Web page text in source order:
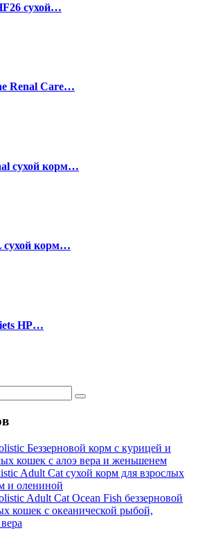
сухой…
Renal Care…
сухой корм…
сухой корм…
HP…
Беззерновой корм с курицей и
кошек с алоэ вера и женьшенем
Adult Cat сухой корм для взрослых
и олениной
Adult Cat Ocean Fish беззерновой
кошек с океанической рыбой,